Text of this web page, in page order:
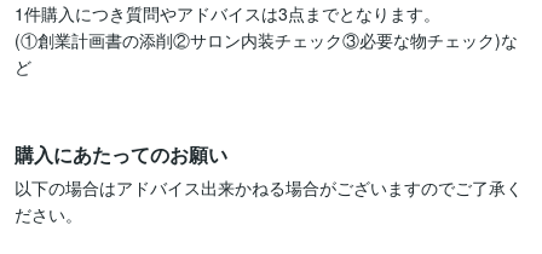
1件購入につき質問やアドバイスは3点までとなります。
(①創業計画書の添削②サロン内装チェック③必要な物チェック)な
ど
購入にあたってのお願い
以下の場合はアドバイス出来かねる場合がございますのでご了承く
ださい。